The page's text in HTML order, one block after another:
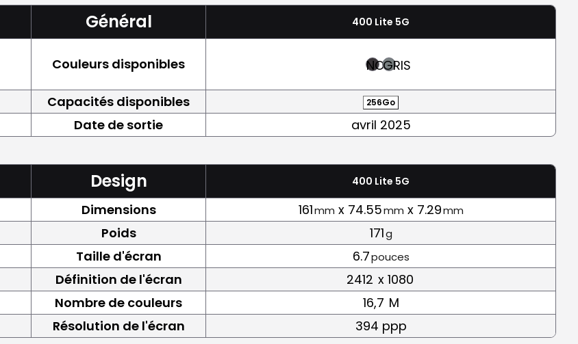
Général 400 Lite 5G
Couleurs disponibles NOIRGRIS
Capacités disponibles 256Go
Date de sortie avril 2025
Design 400 Lite 5G
Dimensions 161mm x 74.55mm x 7.29mm
Poids 171g
Taille d'écran 6.7pouces
Définition de l'écran 2412 x 1080
Nombre de couleurs 16,7 M
Résolution de l'écran 394 ppp